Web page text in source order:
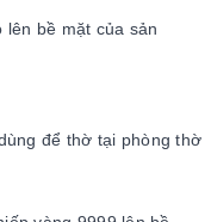
lên bề mặt của sản
để thờ tại phòng thờ